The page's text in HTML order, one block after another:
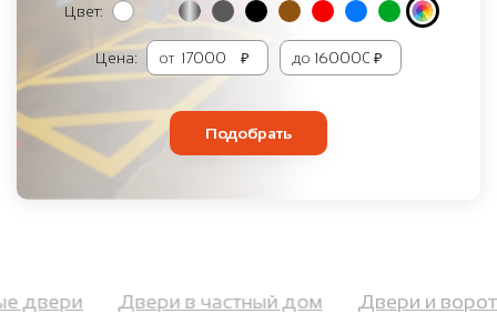
Цвет:
Цена: от ₽ до ₽
Подобрать
двери Двери в частный дом Двери и